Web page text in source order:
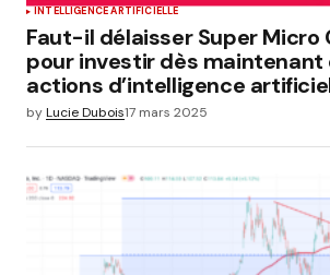
INTELLIGENCE ARTIFICIELLE
Faut-il délaisser Super Micro
pour investir dès maintenant
actions d’intelligence
byLucie Dubois17 mars 2025